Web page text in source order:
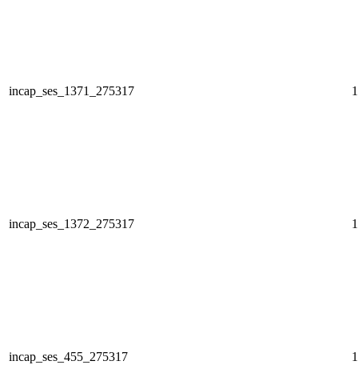
incap_ses_1371_275317
incap_ses_1372_275317
incap_ses_455_275317